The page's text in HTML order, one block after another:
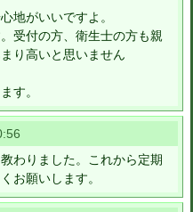
地がいいですよ。
受付の方、衛生士の方も親
り高いと思いません
す。
わりました。これから定期
お願いします。